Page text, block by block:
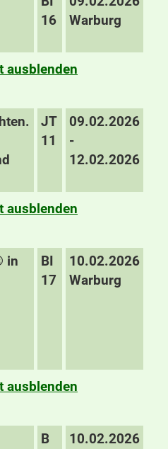
16
Warburg
ausblenden
JT
11
09.02.2026
-
12.02.2026
ausblenden
in
BI
17
10.02.2026
Warburg
ausblenden
B
10.02.2026